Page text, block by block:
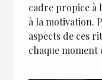
cadre propice à
à la motivation.
aspects de ces
chaque moment